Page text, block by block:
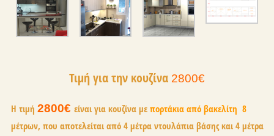
Τιμή για την κουζίνα 2800€
Η τιμή 2800€ είναι για κουζίνα με πορτάκια από βακελίτη 8
μέτρων, που αποτελείται από 4 μέτρα ντουλάπια βάσης και 4 μέτρα